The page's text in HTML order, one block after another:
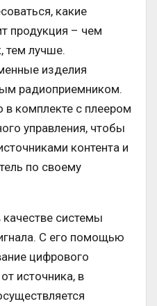
какие
продукция – чем
тем лучше.
изделия
радиоприемником.
в комплекте с плеером
управления, чтобы
контента и
по своему
качестве системы
С его помощью
цифрового
источника, в